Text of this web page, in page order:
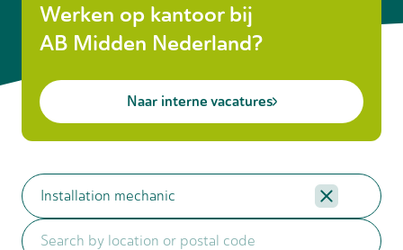
Werken op kantoor bij
AB Midden Nederland?
Naar interne vacatures